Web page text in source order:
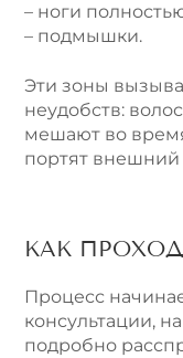
– ноги
– подмышки.
Эти зоны
неудобств:
мешают во
портят внешний
КАК
Процесс
консультации,
подробно